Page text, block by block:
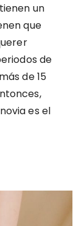
tienen un
que
de
de 15
es el